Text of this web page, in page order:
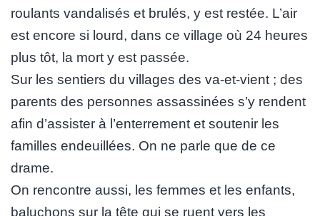
roulants vandalisés et brulés, y est restée. L’air
est encore si lourd, dans ce village où 24 heures
plus tôt, la mort y est passée.
Sur les sentiers du villages des va-et-vient ; des
parents des personnes assassinées s’y rendent
afin d’assister à l’enterrement et soutenir les
familles endeuillées. On ne parle que de ce
drame.
On rencontre aussi, les femmes et les enfants,
baluchons sur la tête qui se ruent vers les